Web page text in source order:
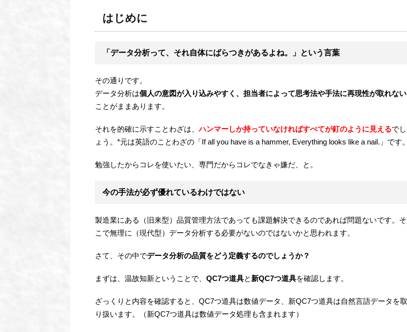
はじめに
「データ分析って、それ自体にばらつきがあるよね。」という言葉
その通りです。
データ分析は個人の意図が入り込みやすく、担当者によって思考法や手法に再現性が取れない
ことがままあります。
それを的確に示すことわざは、ハンマーしか持っていなければすべてが釘のように見えるでし
ょう。*元は英語のことわざの「If all you have is a hammer, Everything looks like a nail.」です。
勉強したからコレを使いたい、専門だからコレでなきゃ嫌だ、と。
今の手法が必ず優れているわけではない
製造業にある（旧来型）品質管理方法であっても課題解決できるのであれば問題ないです。そ
こで無理に（現代型）データ分析する必要がないのではないかと思われます。
さて、その中でデータ分析の品質をどう定義するのでしょうか？
まずは、温故知新ということで、 QC7つ道具と 新QC7つ道具を確認します。
ざっくりと内容を確認すると、QC7つ道具は数値データ、新QC7つ道具は自然言語データを取
り扱います。（新QC7つ道具は数値データ処理も含まれます）